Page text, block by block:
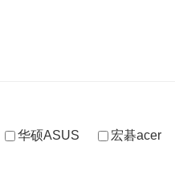
华硕ASUS 宏碁acer